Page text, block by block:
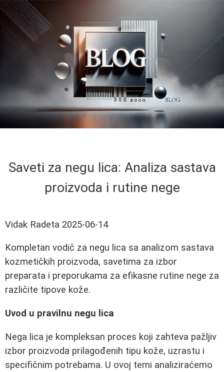
Saveti za negu lica: Analiza sastava
proizvoda i rutine nege
Vidak Radeta 2025-06-14
Kompletan vodič za negu lica sa analizom sastava
kozmetičkih proizvoda, savetima za izbor
preparata i preporukama za efikasne rutine nege za
različite tipove kože.
Uvod u pravilnu negu lica
Nega lica je kompleksan proces koji zahteva pažljiv
izbor proizvoda prilagođenih tipu kože, uzrastu i
specifičnim potrebama. U ovoj temi analiziraćemo